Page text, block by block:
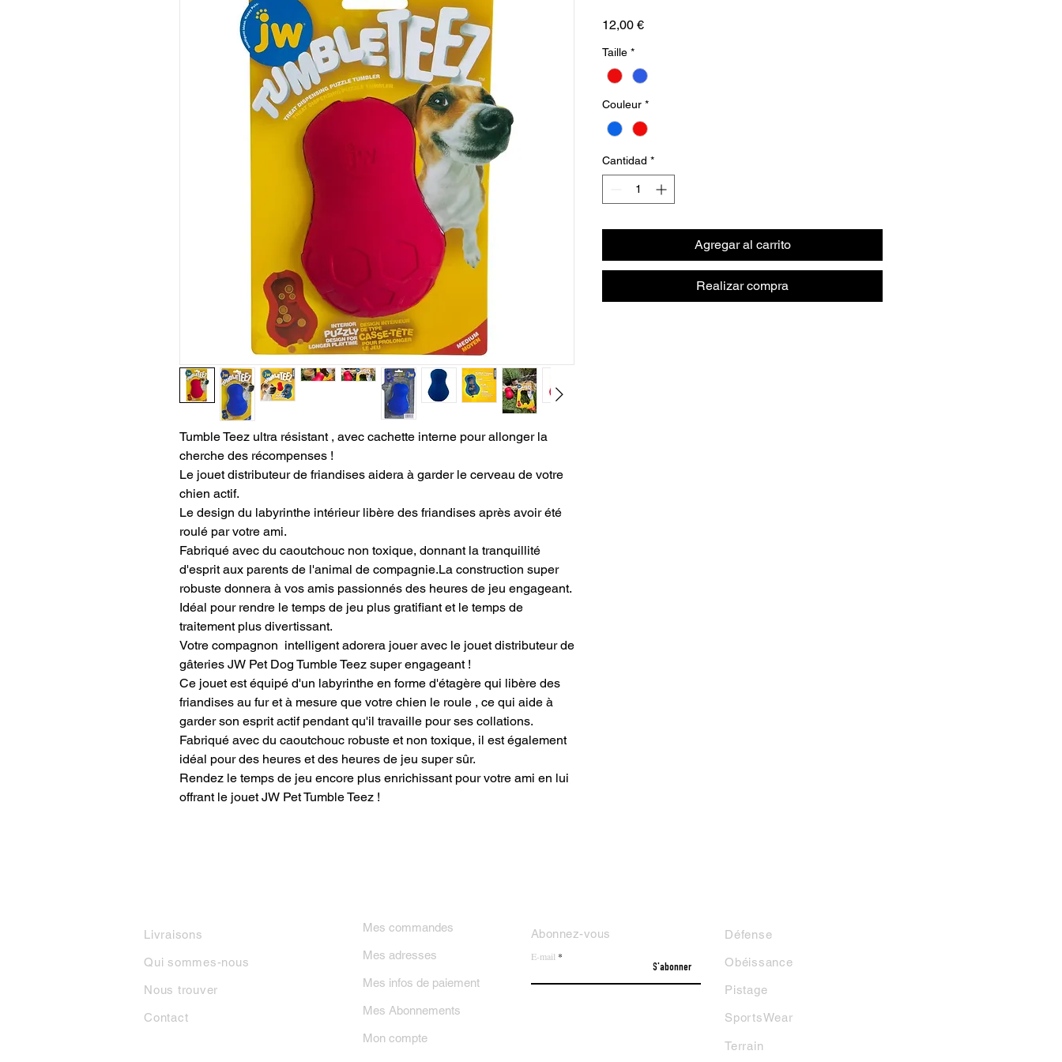
Tumble Teez ultra résistant , avec cachette interne pour allonger la
cherche des récompenses !
Le jouet distributeur de friandises aidera à garder le cerveau de votre
chien actif.
Le design du labyrinthe intérieur libère des friandises après avoir été
roulé par votre ami.
Fabriqué avec du caoutchouc non toxique, donnant la tranquillité
d'esprit aux parents de l'animal de compagnie.La construction super
robuste donnera à vos amis passionnés des heures de jeu engageant.
Idéal pour rendre le temps de jeu plus gratifiant et le temps de
traitement plus divertissant.
Votre compagnon intelligent adorera jouer avec le jouet distributeur de
gâteries JW Pet Dog Tumble Teez super engageant !
Ce jouet est équipé d'un labyrinthe en forme d'étagère qui libère des
friandises au fur et à mesure que votre chien le roule , ce qui aide à
garder son esprit actif pendant qu'il travaille pour ses collations.
Fabriqué avec du caoutchouc robuste et non toxique, il est également
idéal pour des heures et des heures de jeu super sûr.
Rendez le temps de jeu encore plus enrichissant pour votre ami en lui
offrant le jouet JW Pet Tumble Teez !
12,00 €Precio
Taille *
Couleur *
Cantidad *
Agregar al carrito
Realizar compra
Livraisons
Qui sommes-nous
Nous trouver
Contact
Abonnez-vous
E-mail
S'abonner
Défense
Obéissance
Pistage
SportsWear
Terrain
Mes commandes
Mes adresses
Mes infos de paiement
Mes Abonnements
Mon compte